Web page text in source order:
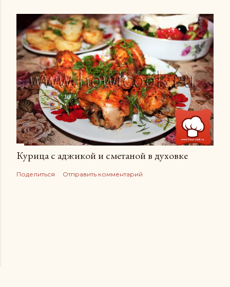
Курица с аджикой и сметаной в духовке
Поделиться Отправить комментарий